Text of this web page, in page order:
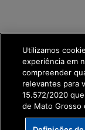
SETDIG |
Utilizamos
experiência em
compreender
relevantes para
15.572/2020
de Mato Grosso